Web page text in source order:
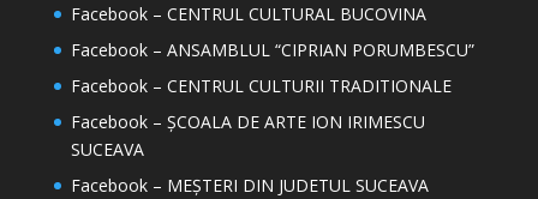
Facebook – CENTRUL CULTURAL BUCOVINA
Facebook – ANSAMBLUL “CIPRIAN PORUMBESCU”
Facebook – CENTRUL CULTURII TRADITIONALE
Facebook – ȘCOALA DE ARTE ION IRIMESCU
SUCEAVA
Facebook – MEȘTERI DIN JUDETUL SUCEAVA